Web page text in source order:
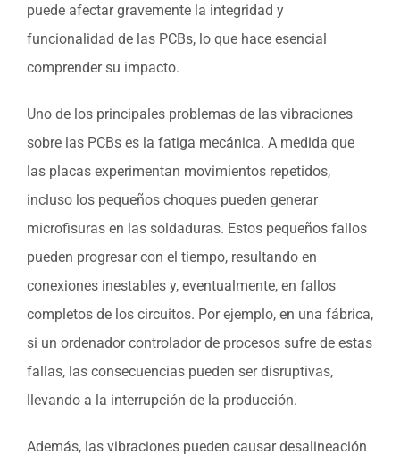
puede afectar gravemente la integridad y
funcionalidad de las PCBs, lo que hace esencial
comprender su impacto.
Uno de los principales problemas de las vibraciones
sobre las PCBs es la fatiga mecánica. A medida que
las placas experimentan movimientos repetidos,
incluso los pequeños choques pueden generar
microfisuras en las soldaduras. Estos pequeños fallos
pueden progresar con el tiempo, resultando en
conexiones inestables y, eventualmente, en fallos
completos de los circuitos. Por ejemplo, en una fábrica,
si un ordenador controlador de procesos sufre de estas
fallas, las consecuencias pueden ser disruptivas,
llevando a la interrupción de la producción.
Además, las vibraciones pueden causar desalineación